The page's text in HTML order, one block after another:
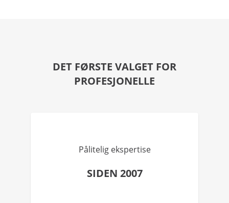
DET FØRSTE VALGET FOR
PROFESJONELLE
Pålitelig ekspertise
SIDEN 2007